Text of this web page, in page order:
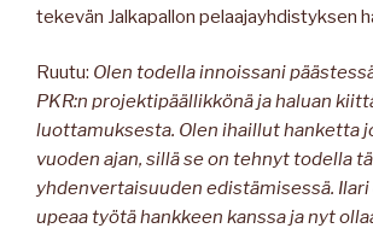
tekevän Jalkapallon pelaajayhdistyksen
Ruutu: Olen todella innoissani
PKR:n projektipäällikkönä ja haluan
luottamuksesta. Olen ihaillut hanketta
vuoden ajan, sillä se on tehnyt todella
yhdenvertaisuuden edistämisessä.
upeaa työtä hankkeen kanssa ja nyt